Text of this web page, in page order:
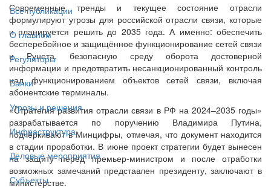
Все публикации
О главном
Регуляторы
Банки
Угрозы и решения
Инфраструктура
Деловые мероприятия
Субъекты
Современные тренды и текущее состояние отрасли
формулируют угрозы для российской отрасли связи, которые
и планируется решить до 2035 года. А именно: обеспечить
бесперебойное и защищённое функционирование сетей связи
и Рунета, безопасную среду оборота достоверной
информации и предотвратить несанкционированный контроль
над функционированием объектов сетей связи, включая
абонентские терминалы.
«Стратегия развития отрасли связи в РФ на 2024–2035 годы»
разрабатывается по поручению Владимира Путина,
подчёркивают в Минцифры, отмечая, что документ находится
в стадии проработки. В июне проект стратегии будет вынесен
на защиту перед премьер-министром и после отработки
возможных замечаний представлен президенту, заключают в
министерстве.